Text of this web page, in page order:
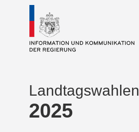
Landtagswahlen
2025